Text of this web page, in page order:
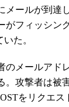
メールが到達
がフィッシン
た。
メールアド
。攻撃者は被
をリクエ